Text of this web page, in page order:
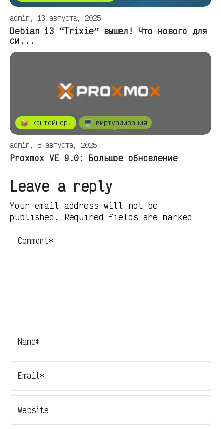
admin, 13 августа, 2025
Debian 13 “Trixie” вышел! Что нового для
си...
📦 контейнеры 🖥️ виртуализация
admin, 8 августа, 2025
Proxmox VE 9.0: Большое обновление
Leave a reply
Your email address will not be
published. Required fields are marked